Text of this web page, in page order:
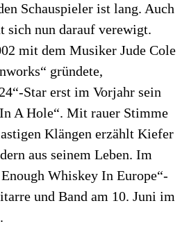
Schauspieler ist lang. Auch
sich nun darauf verewigt.
mit dem Musiker Jude Cole
gründete,
Star erst im Vorjahr sein
A Hole“. Mit rauer Stimme
Klängen erzählt Kiefer
aus seinem Leben. Im
Whiskey In Europe“-
und Band am 10. Juni im